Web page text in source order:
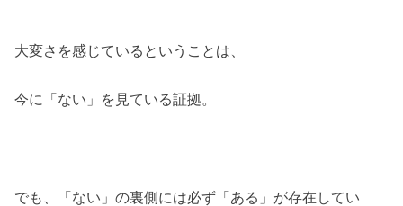
大変さを感じているということは、
今に「ない」を見ている証拠。
でも、「ない」の裏側には必ず「ある」が存在してい